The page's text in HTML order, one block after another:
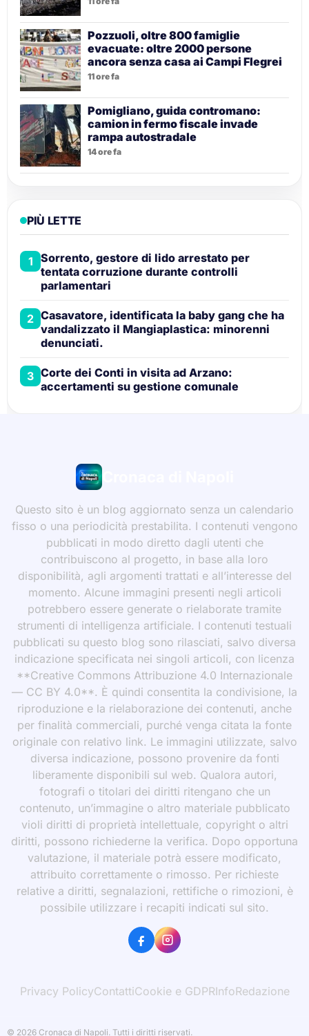
Pozzuoli, oltre 800 famiglie
evacuate: oltre 2000 persone
ancora senza casa ai Campi Flegrei
11 ore fa
Pomigliano, guida contromano:
camion in fermo fiscale invade
rampa autostradale
14 ore fa
PIÙ LETTE
1 Sorrento, gestore di lido arrestato per
tentata corruzione durante controlli
parlamentari
2 Casavatore, identificata la baby gang che ha
vandalizzato il Mangiaplastica: minorenni
denunciati.
3 Corte dei Conti in visita ad Arzano:
accertamenti su gestione comunale
Cronaca di Napoli
Questo sito è un blog aggiornato senza un calendario
fisso o una periodicità prestabilita. I contenuti vengono
pubblicati in modo diretto dagli utenti che
contribuiscono al progetto, in base alla loro
disponibilità, agli argomenti trattati e all’interesse del
momento. Alcune immagini presenti negli articoli
potrebbero essere generate o rielaborate tramite
strumenti di intelligenza artificiale. I contenuti testuali
pubblicati su questo blog sono rilasciati, salvo diversa
indicazione specificata nei singoli articoli, con licenza
**Creative Commons Attribuzione 4.0 Internazionale
— CC BY 4.0**. È quindi consentita la condivisione, la
riproduzione e la rielaborazione dei contenuti, anche
per finalità commerciali, purché venga citata la fonte
originale con relativo link. Le immagini utilizzate, salvo
diversa indicazione, possono provenire da fonti
liberamente disponibili sul web. Qualora autori,
fotografi o titolari dei diritti ritengano che un
contenuto, un’immagine o altro materiale pubblicato
violi diritti di proprietà intellettuale, copyright o altri
diritti, possono richiederne la verifica. Dopo opportuna
valutazione, il materiale potrà essere modificato,
attribuito correttamente o rimosso. Per richieste
relative a diritti, segnalazioni, rettifiche o rimozioni, è
possibile utilizzare i recapiti indicati sul sito.
Privacy PolicyContattiCookie e GDPRInfoRedazione
© 2026 Cronaca di Napoli. Tutti i diritti riservati.